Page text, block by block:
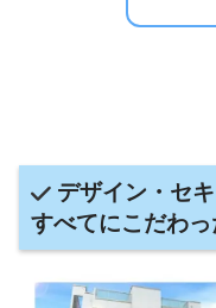
デザイン・セ
すべてにこだわ